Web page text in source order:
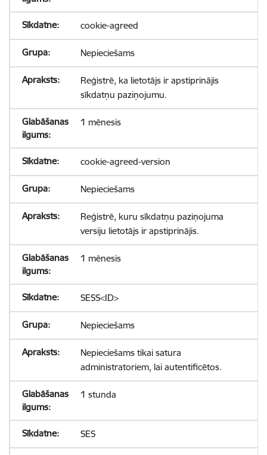
cookie-agreed
Nepieciešams
Reģistrē, ka lietotājs ir apstiprinājis
sīkdatņu paziņojumu.
1 mēnesis
cookie-agreed-version
Nepieciešams
Reģistrē, kuru sīkdatņu paziņojuma
versiju lietotājs ir apstiprinājis.
1 mēnesis
SESS<ID>
Nepieciešams
Nepieciešams tikai satura
administratoriem, lai autentificētos.
1 stunda
SES